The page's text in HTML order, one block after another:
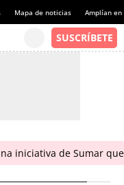
Mapa de noticias Amplían
iniciativa de Sumar